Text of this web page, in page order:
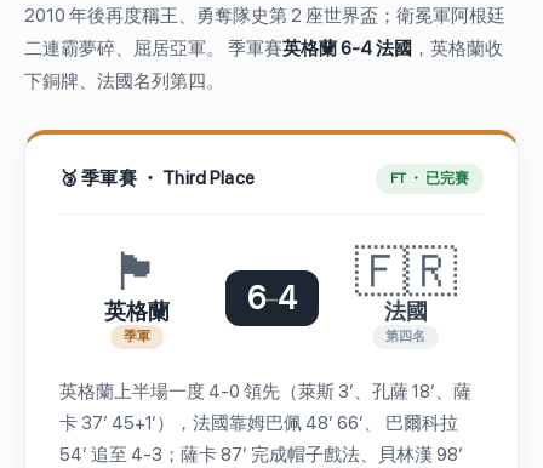
2010 年後再度稱王、勇奪隊史第 2 座世界盃；衛冕軍阿根廷
二連霸夢碎、屈居亞軍。 季軍賽英格蘭 6-4 法國 ，英格蘭收
下銅牌、法國名列第四。
🥉 季軍賽 ・ Third Place FT ・ 已完賽
🏴󠁧󠁢󠁥󠁮󠁧󠁿
英格蘭
季軍
6–4 🇫🇷
法國
第四名
英格蘭上半場一度 4-0 領先（萊斯 3′、孔薩 18′、薩
卡 37′ 45+1′），法國靠姆巴佩 48′ 66′、 巴爾科拉
54′ 追至 4-3；薩卡 87′ 完成帽子戲法、貝林漢 98′